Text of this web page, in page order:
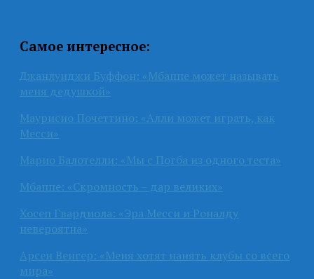
Самое интересное:
Джанлуиджи Буффон: «Мбаппе может называть
меня дедушкой»
Маурисио Почеттино: «Алли может играть, как
Месси»
Марио Балотелли: «Мы с Погба из одного теста»
Мбаппе: «Скромность – дар великих»
Хосеп Гвардиола: «Эра Месси и Роналду
невероятна»
Арсен Венгер: «Меня хотят нанять клубы со всего
мира»